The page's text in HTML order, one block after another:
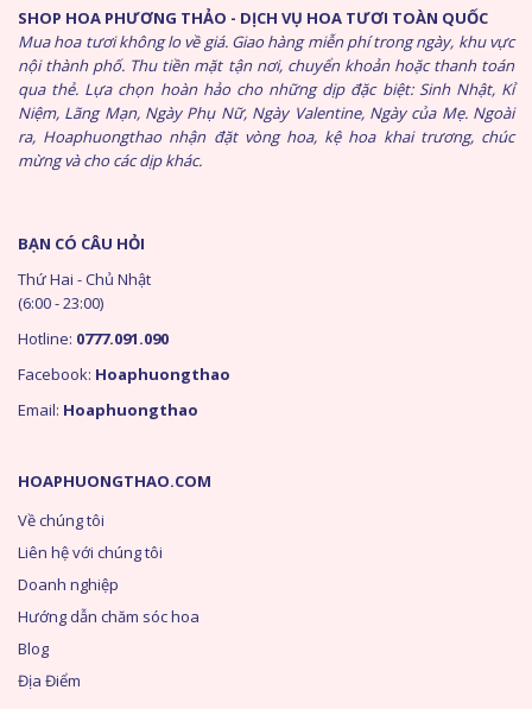
SHOP HOA PHƯƠNG THẢO - DỊCH VỤ HOA TƯƠI TOÀN QUỐC
Mua hoa tươi không lo về giá. Giao hàng miễn phí trong ngày, khu vực
nội thành phố. Thu tiền mặt tận nơi, chuyển khoản hoặc thanh toán
qua thẻ. Lựa chọn hoàn hảo cho những dịp đặc biệt: Sinh Nhật, Kỉ
Niệm, Lãng Mạn, Ngày Phụ Nữ, Ngày Valentine, Ngày của Mẹ. Ngoài
ra, Hoaphuongthao nhận đặt vòng hoa, kệ hoa khai trương, chúc
mừng và cho các dịp khác.
HOAPHUONGTHAO.COM
Về chúng tôi
Liên hệ với chúng tôi
Doanh nghiệp
Hướng dẫn chăm sóc hoa
Blog
Địa Điểm
BẠN CÓ CÂU HỎI
Thứ Hai - Chủ Nhật
(6:00 - 23:00)
Hotline: 0777.091.090
Facebook: Hoaphuongthao
Email: Hoaphuongthao